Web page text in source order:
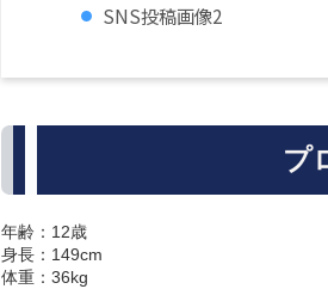
SNS投稿画像2
プ
年齢：12歳
身長：149cm
体重：36kg